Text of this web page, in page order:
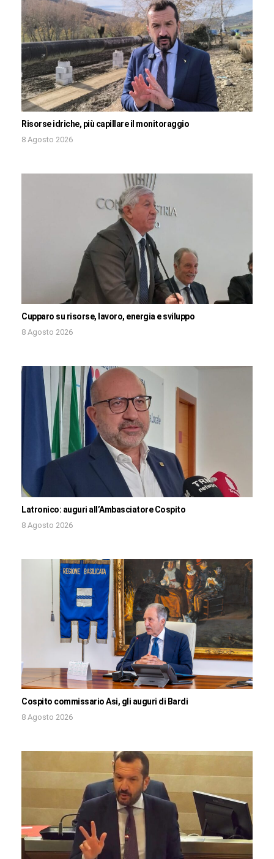
Risorse idriche, più capillare il monitoraggio
8 Agosto 2026
Cupparo su risorse, lavoro, energia e sviluppo
8 Agosto 2026
Latronico: auguri all’Ambasciatore Cospito
8 Agosto 2026
Cospito commissario Asi, gli auguri di Bardi
8 Agosto 2026